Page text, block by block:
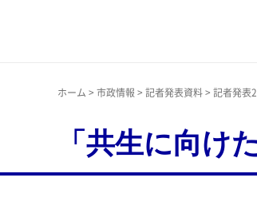
ホーム > 市政情報 > 記者発表資料> 記者発表
「共生に向け